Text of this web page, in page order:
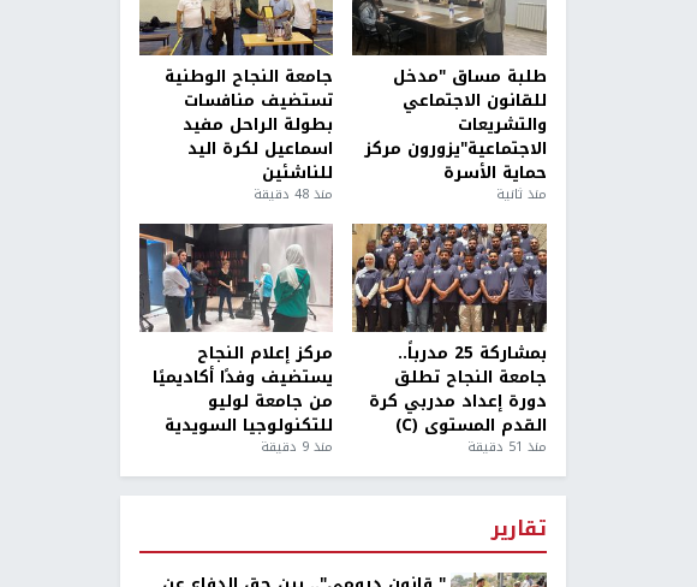
طلبة مساق "مدخل
للقانون الاجتماعي
والتشريعات
الاجتماعية"يزورون مركز
حماية الأسرة
منذ ثانية
جامعة النجاح الوطنية
تستضيف منافسات
بطولة الراحل مفيد
اسماعيل لكرة اليد
للناشئين
منذ 48 دقيقة
بمشاركة 25 مدرباً..
جامعة النجاح تطلق
دورة إعداد مدربي كرة
القدم المستوى (C)
منذ 51 دقيقة
مركز إعلام النجاح
يستضيف وفدًا أكاديميًا
من جامعة لوليو
للتكنولوجيا السويدية
منذ 9 دقيقة
تقارير